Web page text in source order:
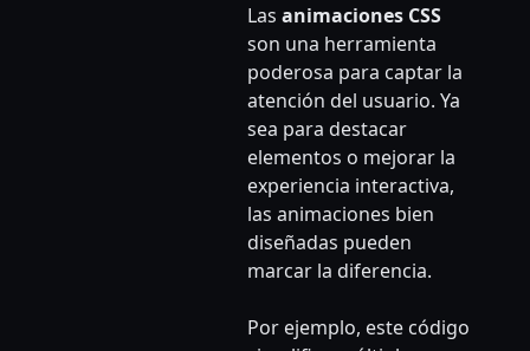
Las animaciones CSS
son una herramienta
poderosa para captar la
atención del usuario. Ya
sea para destacar
elementos o mejorar la
experiencia interactiva,
las animaciones bien
diseñadas pueden
marcar la diferencia.
Por ejemplo, este código